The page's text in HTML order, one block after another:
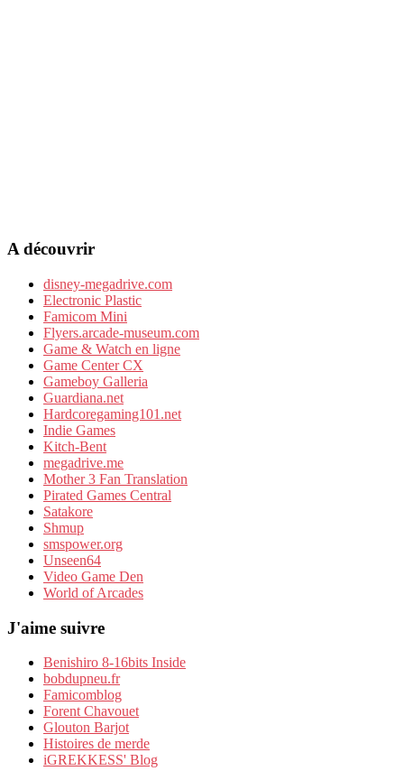
A découvrir
disney-megadrive.com
Electronic Plastic
Famicom Mini
Flyers.arcade-museum.com
Game & Watch en ligne
Game Center CX
Gameboy Galleria
Guardiana.net
Hardcoregaming101.net
Indie Games
Kitch-Bent
megadrive.me
Mother 3 Fan Translation
Pirated Games Central
Satakore
Shmup
smspower.org
Unseen64
Video Game Den
World of Arcades
J'aime suivre
Benishiro 8-16bits Inside
bobdupneu.fr
Famicomblog
Forent Chavouet
Glouton Barjot
Histoires de merde
iGREKKESS' Blog